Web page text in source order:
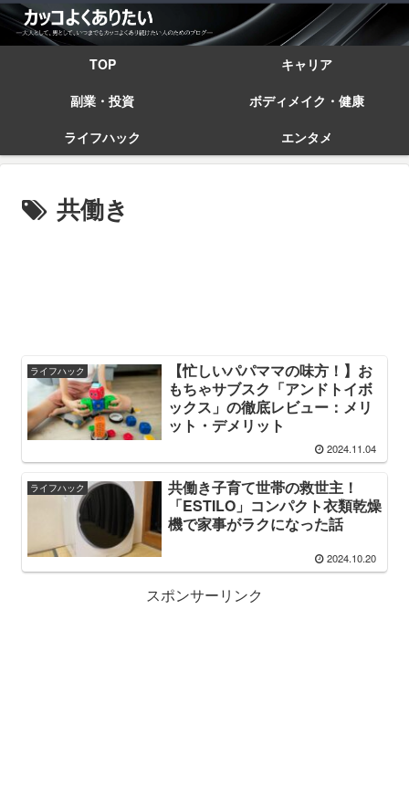
TOP
キャリア
副業・投資
ボディメイク・健康
ライフハック
エンタメ
共働き
ライフハック
【忙しいパパママの味方！】お
もちゃサブスク「アンドトイボ
ックス」の徹底レビュー：メリ
ット・デメリット
2024.11.04
ライフハック
共働き子育て世帯の救世主！
「ESTILO」コンパクト衣類乾燥
機で家事がラクになった話
2024.10.20
スポンサーリンク